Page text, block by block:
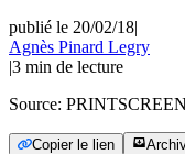
publié le 20/02/18|
Agnès Pinard Legry
|3 min de lecture
Source:
Copier le lien